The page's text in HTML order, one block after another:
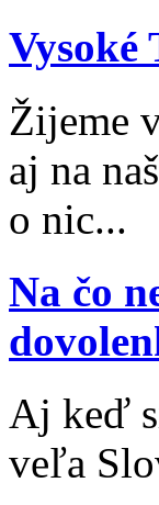
Žijeme
aj na
o nic...
Na čo
Aj keď
veľa